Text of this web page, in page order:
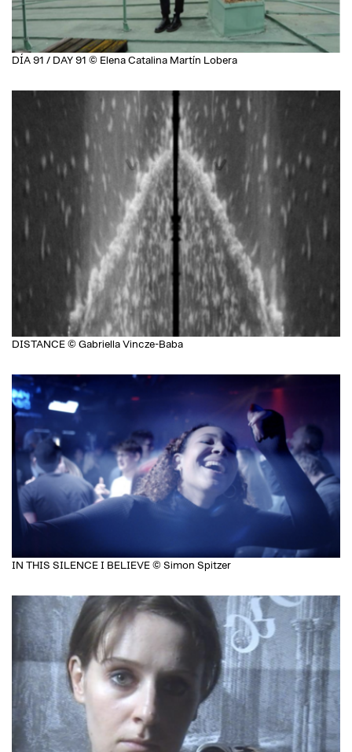
DÍA 91 / DAY 91 © Elena Catalina Martín Lobera
DISTANCE © Gabriella Vincze-Baba
IN THIS SILENCE I BELIEVE © Simon Spitzer